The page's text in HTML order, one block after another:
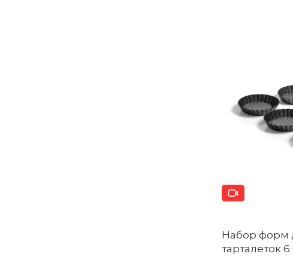
Набор форм
тарталеток